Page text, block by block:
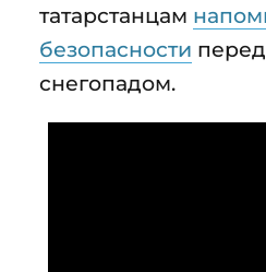
татарстанцам
безопасности
снегопадом.